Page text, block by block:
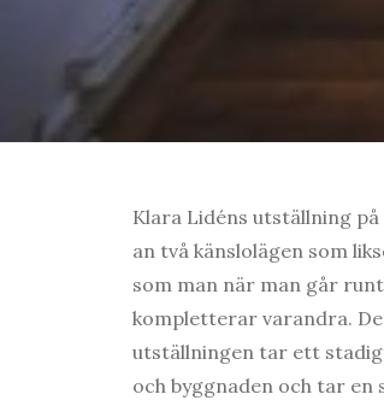
Klara Lidéns utställning
an två känslolägen som
som man när man går
kompletterar varandra.
utställningen tar ett
och byggnaden och tar en